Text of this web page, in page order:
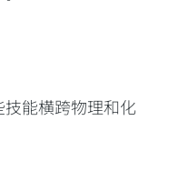
能横跨物理和化